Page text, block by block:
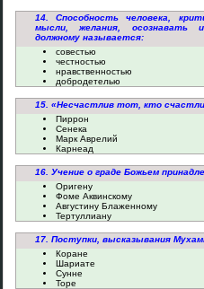
14. Способность человека,
мысли, желания, осознавать
должному называется:
совестью
честностью
нравственностью
добродетелью
15. «Несчастлив тот, кто
Пиррон
Сенека
Марк Аврелий
Карнеад
16. Учение о граде Божьем
Оригену
Фоме Аквинскому
Августину Блаженному
Тертуллиану
17. Поступки, высказывания
Коране
Шариате
Сунне
Торе